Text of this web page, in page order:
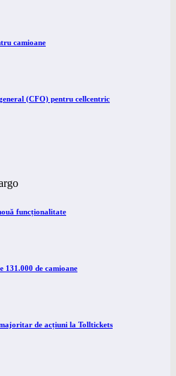
camioane
(CFO) pentru cellcentric
funcționalitate
131.000 de camioane
de acțiuni la Tolltickets